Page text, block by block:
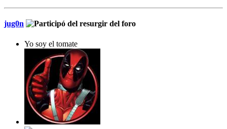
jug0n
Yo soy el tomate